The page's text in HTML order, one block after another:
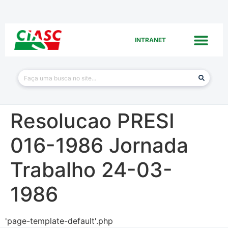
INTRANET
Resolucao PRESI
016-1986 Jornada
Trabalho 24-03-
1986
'page-template-default'.php